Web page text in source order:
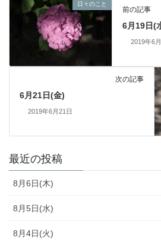
日々のこと
前の記事
6月19日(
2019年6
次の記事
6月21日(金)
2019年6月21日
最近の投稿
8月6日(木)
8月5日(水)
8月4日(火)